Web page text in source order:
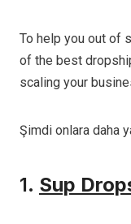
To help you out of
of the best
scaling your
Şimdi onlara daha
1. Sup